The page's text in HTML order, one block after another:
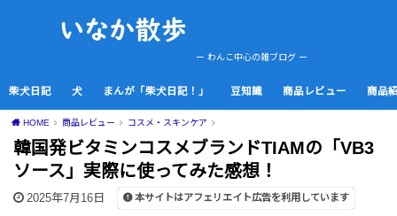
ー わんこ中心の雑ブログ ー
柴犬日記 犬 まんが「柴犬日記！」 豆知識 商品レビュー 商品
HOME 商品レビュー コスメ・スキンケア
韓国発ビタミンコスメブランドTIAMの「VB3
ソース」実際に使ってみた感想！
2025年7月16日 本サイトはアフェリエイト広告を利用しています